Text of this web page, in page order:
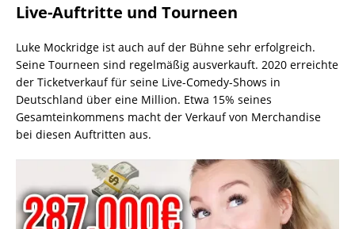
Live-Auftritte und Tourneen
Luke Mockridge ist auch auf der Bühne sehr erfolgreich.
Seine Tourneen sind regelmäßig ausverkauft. 2020 erreichte
der Ticketverkauf für seine Live-Comedy-Shows in
Deutschland über eine Million. Etwa 15% seines
Gesamteinkommens macht der Verkauf von Merchandise
bei diesen Auftritten aus.